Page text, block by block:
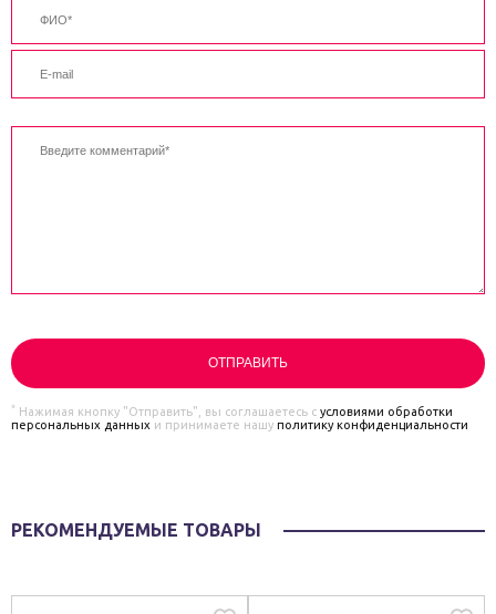
* Нажимая кнопку "Отправить", вы соглашаетесь с условиями обработки
персональных данных и принимаете нашу политику конфиденциальности
РЕКОМЕНДУЕМЫЕ ТОВАРЫ